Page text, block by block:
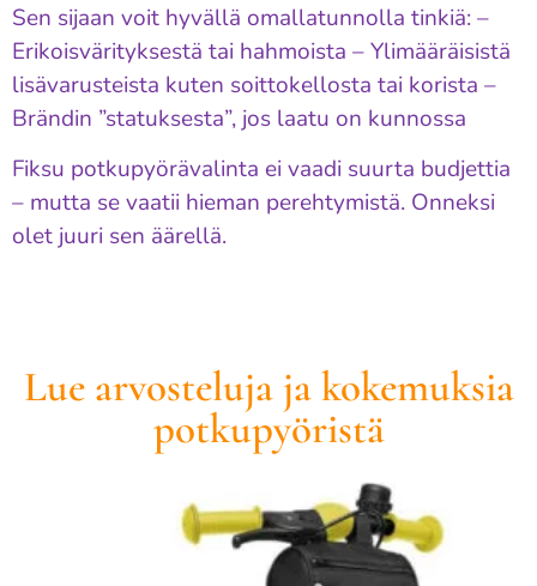
Sen sijaan voit hyvällä omallatunnolla tinkiä: –
Erikoisvärityksestä tai hahmoista – Ylimääräisistä
lisävarusteista kuten soittokellosta tai korista –
Brändin ”statuksesta”, jos laatu on kunnossa
Fiksu potkupyörävalinta ei vaadi suurta budjettia
– mutta se vaatii hieman perehtymistä. Onneksi
olet juuri sen äärellä.
Lue arvosteluja ja kokemuksia
potkupyöristä